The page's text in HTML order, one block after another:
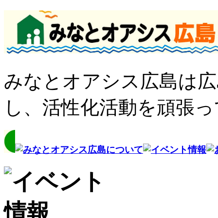
みなとオアシス広島は
し、活性化活動を頑張